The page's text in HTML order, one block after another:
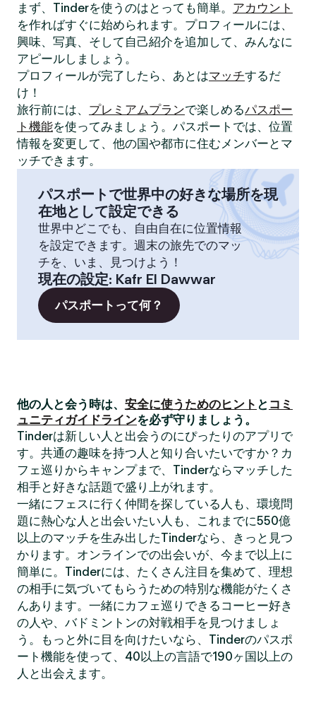
まず、Tinderを使うのはとっても簡単。 アカウント
を作ればすぐに始められます。プロフィールには、
興味、写真、そして自己紹介を追加して、みんなに
アピールしましょう。
プロフィールが完了したら、あとはマッチするだ
け！
旅行前には、 プレミアムプランで楽しめるパスポー
ト機能を使ってみましょう。パスポートでは、位置
情報を変更して、他の国や都市に住むメンバーとマ
ッチできます。
パスポートで世界中の好きな場所を現
在地として設定できる
世界中どこでも、自由自在に位置情報
を設定できます。週末の旅先でのマッ
チを、いま、見つけよう！
現在の設定: Kafr El Dawwar
パスポートって何？
他の人と会う時は、 安全に使うためのヒント と コミ
ュニティガイドラインを必ず守りましょう。
Tinderは新しい人と出会うのにぴったりのアプリで
す。共通の趣味を持つ人と知り合いたいですか？カ
フェ巡りからキャンプまで、Tinderならマッチした
相手と好きな話題で盛り上がれます。
一緒にフェスに行く仲間を探している人も、環境問
題に熱心な人と出会いたい人も、これまでに550億
以上のマッチを生み出したTinderなら、きっと見つ
かります。オンラインでの出会いが、今まで以上に
簡単に。Tinderには、たくさん注目を集めて、理想
の相手に気づいてもらうための特別な機能がたくさ
んあります。一緒にカフェ巡りできるコーヒー好き
の人や、バドミントンの対戦相手を見つけましょ
う。もっと外に目を向けたいなら、Tinderのパスポ
ート機能を使って、40以上の言語で190ヶ国以上の
人と出会えます。